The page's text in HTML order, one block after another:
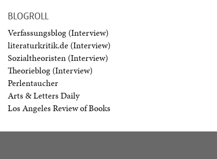
BLOGROLL
Verfassungsblog (Interview)
literaturkritik.de (Interview)
Sozialtheoristen (Interview)
Theorieblog (Interview)
Perlentaucher
Arts & Letters Daily
Los Angeles Review of Books